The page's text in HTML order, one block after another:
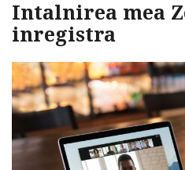
Intalnirea mea
inregistra